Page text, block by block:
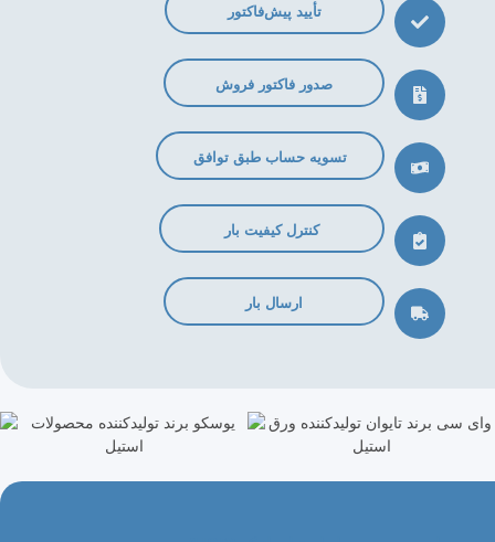
تأیید پیش‌فاکتور
صدور فاکتور فروش
تسویه حساب طبق توافق
کنترل کیفیت بار